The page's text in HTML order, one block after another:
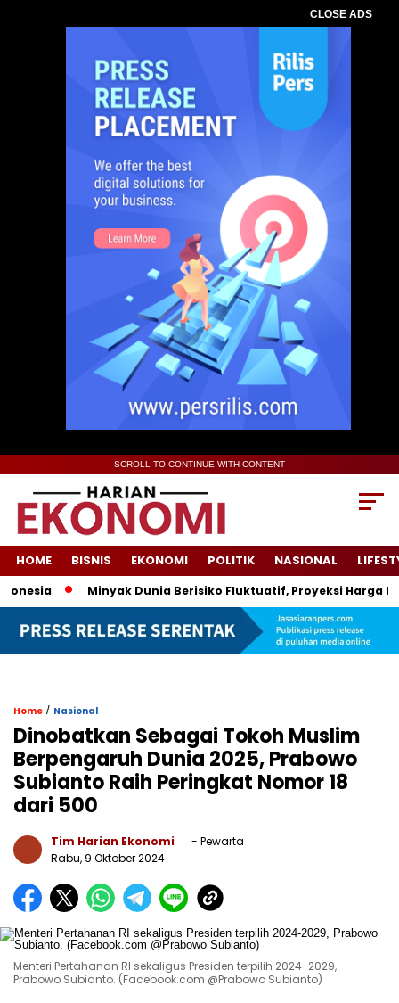
CLOSE ADS
SCROLL TO CONTINUE WITH CONTENT
HOME BISNIS EKONOMI POLITIK NASIONAL
Minyak Dunia Berisiko Fluktuatif, Proyeksi Harga
Home / Nasional
Dinobatkan Sebagai Tokoh Muslim
Berpengaruh Dunia 2025, Prabowo
Subianto Raih Peringkat Nomor 18
dari 500
Tim Harian Ekonomi
- Pewarta
Rabu, 9 Oktober 2024
Menteri Pertahanan RI sekaligus Presiden terpilih 2024-2029,
Prabowo Subianto. (Facebook.com @Prabowo Subianto)